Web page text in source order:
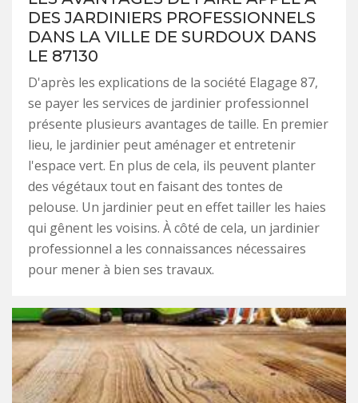
DES JARDINIERS PROFESSIONNELS
DANS LA VILLE DE SURDOUX DANS
LE 87130
D'après les explications de la société Elagage 87,
se payer les services de jardinier professionnel
présente plusieurs avantages de taille. En premier
lieu, le jardinier peut aménager et entretenir
l'espace vert. En plus de cela, ils peuvent planter
des végétaux tout en faisant des tontes de
pelouse. Un jardinier peut en effet tailler les haies
qui gênent les voisins. À côté de cela, un jardinier
professionnel a les connaissances nécessaires
pour mener à bien ses travaux.